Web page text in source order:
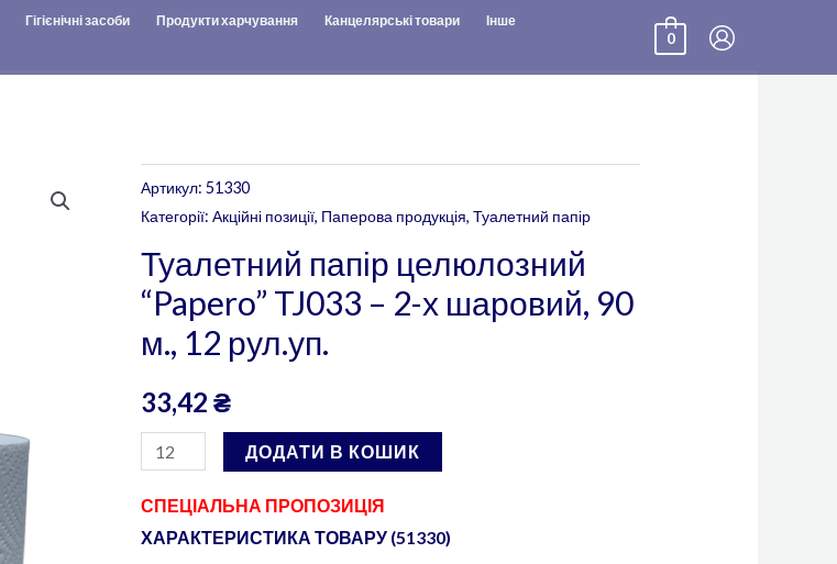
Гігієнічні засоби Продукти харчування Канцелярські товари
Інше
0
Артикул:51330
Категорії:Акційні позиції, Паперова продукція,Туалетний папір
Туалетний папір целюлозний
“Papero” TJ033 – 2-х шаровий, 90
м., 12 рул.уп.
33,42₴
Туалетний
папір
"Papero"
TJ033
-
х
шаровий,
90
м.,
12
ДОДАТИ В КОШИК
СПЕЦІАЛЬНА ПРОПОЗИЦІЯ
ХАРАКТЕРИСТИКА ТОВАРУ (51330)